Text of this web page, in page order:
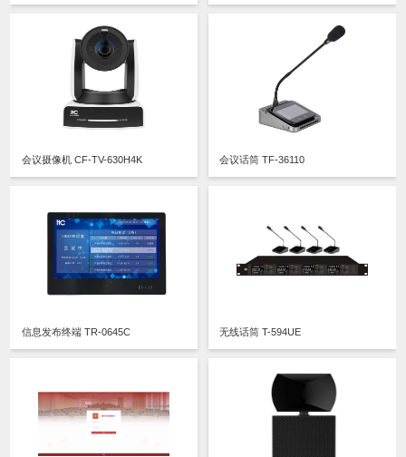
会议摄像机 CF-TV-630H4K 会议话筒 TF-36110
信息发布终端 TR-0645C 无线话筒 T-594UE